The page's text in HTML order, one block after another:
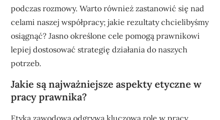
podczas rozmowy. Warto również zastanowić się nad
celami naszej współpracy; jakie rezultaty chcielibyśmy
osiągnąć? Jasno określone cele pomogą prawnikowi
lepiej dostosować strategię działania do naszych
potrzeb.
Jakie są najważniejsze aspekty etyczne w
pracy prawnika?
Etyka zawodowa odgrywa kluczową rolę w pracy